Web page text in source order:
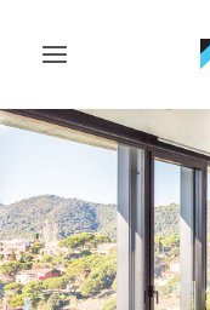
Attiva/disattiva